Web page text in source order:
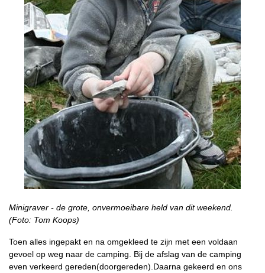
Minigraver - de grote, onvermoeibare held van dit weekend.
(Foto: Tom Koops)
Toen alles ingepakt en na omgekleed te zijn met een voldaan
gevoel op weg naar de camping. Bij de afslag van de camping
even verkeerd gereden(doorgereden).Daarna gekeerd en ons